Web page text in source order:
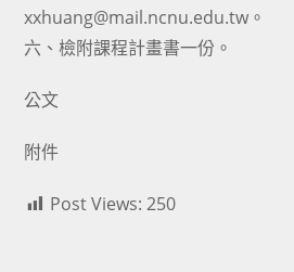
xxhuang@mail.ncnu.edu.tw。
六、檢附課程計畫書一份。
公文
附件
Post Views: 250